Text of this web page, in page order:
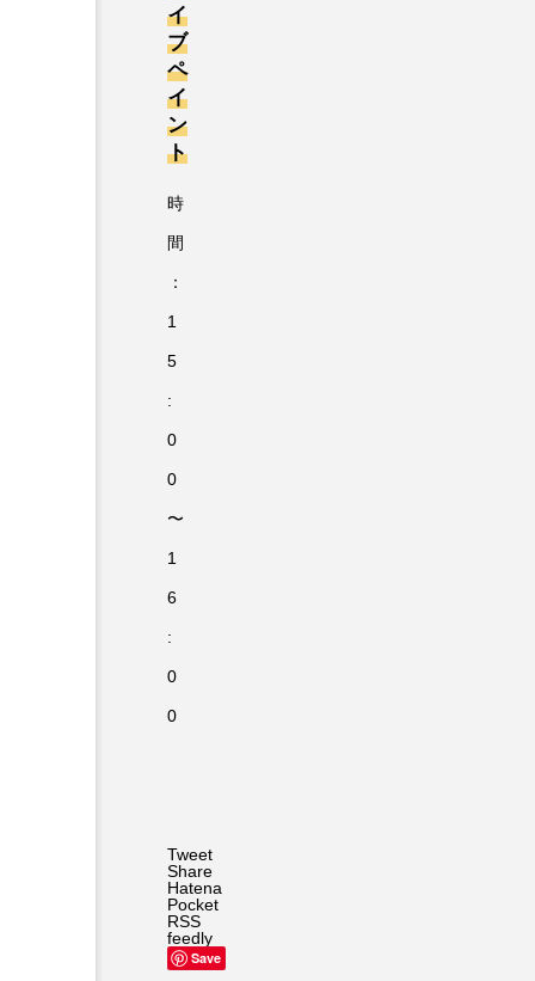
イ
ブ
ペ
イ
ン
ト
時
間
：
1
5
:
0
0
〜
1
6
:
0
0
Tweet
Share
Hatena
Pocket
RSS
feedly
Save